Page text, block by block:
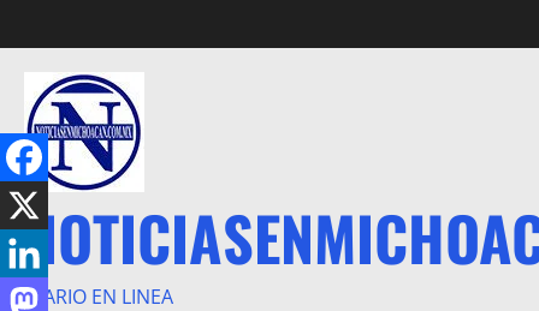
al
contenido
DIARIO EN LINEA